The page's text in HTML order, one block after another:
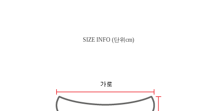
SIZE INFO (단위cm)